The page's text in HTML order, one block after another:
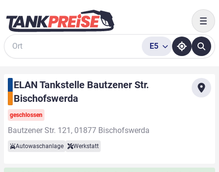
Suche
E5
ELAN Tankstelle Bautzener Str.
Bischofswerda
geschlossen
Bautzener Str. 121, 01877 Bischofswerda
Autowaschanlage Werkstatt